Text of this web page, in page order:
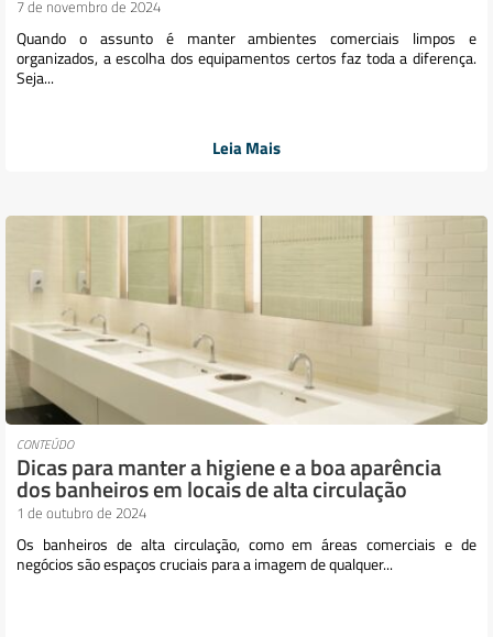
7 de novembro de 2024
Quando o assunto é manter ambientes comerciais limpos e
organizados, a escolha dos equipamentos certos faz toda a diferença.
Seja...
Leia Mais
CONTEÚDO
Dicas para manter a higiene e a boa aparência
dos banheiros em locais de alta circulação
1 de outubro de 2024
Os banheiros de alta circulação, como em áreas comerciais e de
negócios são espaços cruciais para a imagem de qualquer...